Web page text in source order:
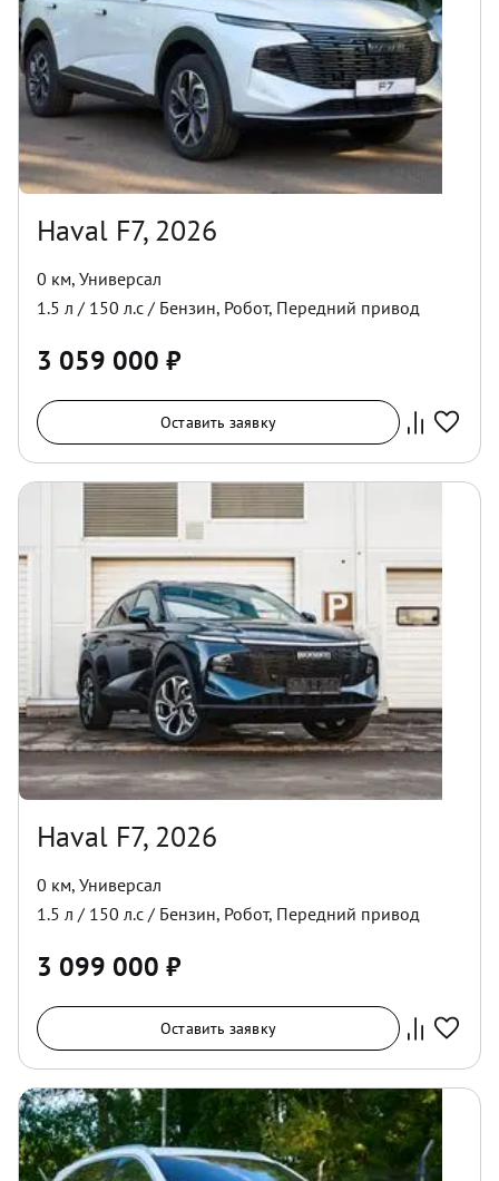
Haval F7, 2026
0 км, Универсал
1.5 л / 150 л.с / Бензин, Робот, Передний привод
3 059 000 ₽
Оставить заявку
Haval F7, 2026
0 км, Универсал
1.5 л / 150 л.с / Бензин, Робот, Передний привод
3 099 000 ₽
Оставить заявку